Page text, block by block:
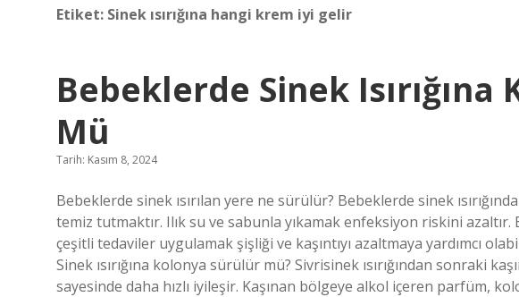
Etiket: Sinek ısırığına hangi krem iyi gelir
Bebeklerde Sinek
Mü
Tarih: Kasım 8, 2024
Bebeklerde sinek ısırılan yere ne sürülür? Bebeklerde sinek
temiz tutmaktır. Ilık su ve sabunla yıkamak enfeksiyon riskini
çeşitli tedaviler uygulamak şişliği ve kaşıntıyı azaltmaya yardımcı
Sinek ısırığına kolonya sürülür mü? Sivrisinek ısırığından sonraki
sayesinde daha hızlı iyileşir. Kaşınan bölgeye alkol içeren parfüm,